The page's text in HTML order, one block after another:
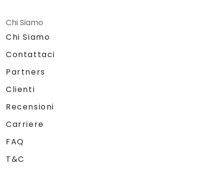
Chi Siamo
Chi Siamo
Contattaci
Partners
Clienti
Recensioni
Carriere
FAQ
T&C